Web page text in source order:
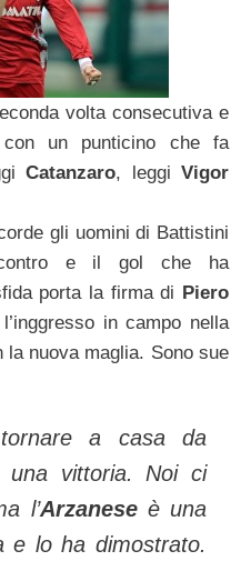
volta consecutiva e
con un punticino che fa
Catanzaro, leggiVigor
gli uomini di Battistini
e il gol che ha
porta la firma di Piero
in campo nella
nuova maglia. Sono sue
a casa da
una vittoria. Noi ci
l’Arzaneseè una
e lo ha dimostrato.